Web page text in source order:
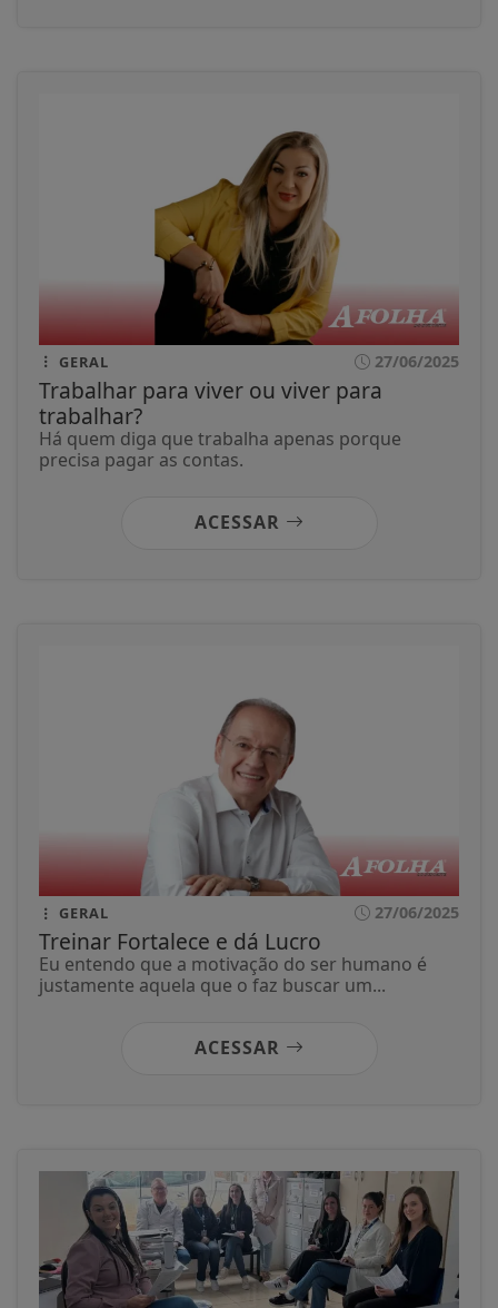
GERAL 27/06/2025
Trabalhar para viver ou viver para
trabalhar?
Há quem diga que trabalha apenas porque
precisa pagar as contas.
ACESSAR
GERAL 27/06/2025
Treinar Fortalece e dá Lucro
Eu entendo que a motivação do ser humano é
justamente aquela que o faz buscar um...
ACESSAR